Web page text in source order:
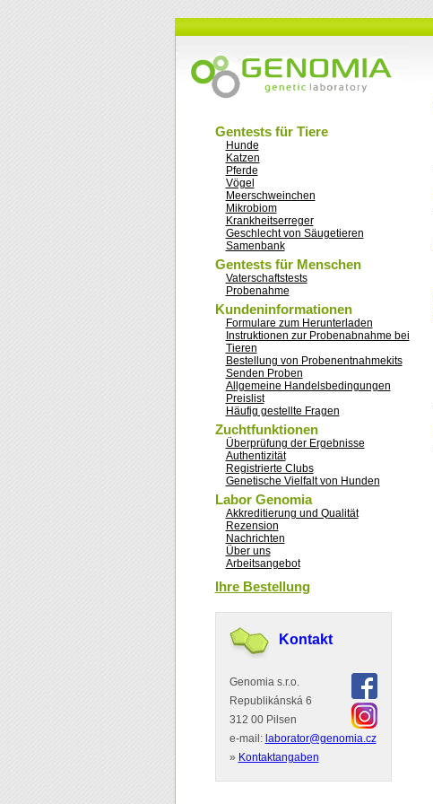
Gentests für Tiere
Hunde
Katzen
Pferde
Vögel
Meerschweinchen
Mikrobiom
Krankheitserreger
Geschlecht von Säugetieren
Samenbank
Gentests für Menschen
Vaterschaftstests
Probenahme
Kundeninformationen
Formulare zum Herunterladen
Instruktionen zur Probenabnahme bei
Tieren
Bestellung von Probenentnahmekits
Senden Proben
Allgemeine Handelsbedingungen
Preislist
Häufig gestellte Fragen
Zuchtfunktionen
Überprüfung der Ergebnisse
Authentizität
Registrierte Clubs
Genetische Vielfalt von Hunden
Labor Genomia
Akkreditierung und Qualität
Rezension
Nachrichten
Über uns
Arbeitsangebot
Ihre Bestellung
Kontakt
Genomia s.r.o.
Republikánská 6
312 00 Pilsen
e-mail: laborator@genomia.cz
» Kontaktangaben